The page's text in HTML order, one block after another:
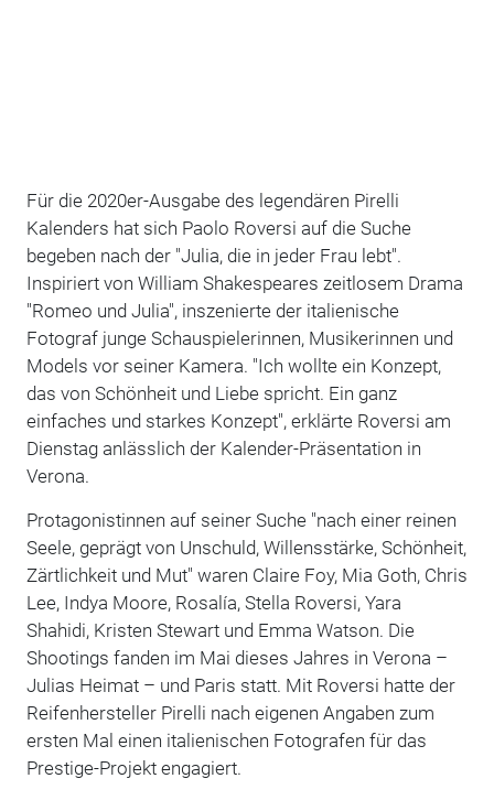
Für die 2020er-Ausgabe des legendären Pirelli
Kalenders hat sich Paolo Roversi auf die Suche
begeben nach der "Julia, die in jeder Frau lebt".
Inspiriert von William Shakespeares zeitlosem Drama
"Romeo und Julia", inszenierte der italienische
Fotograf junge Schauspielerinnen, Musikerinnen und
Models vor seiner Kamera. "Ich wollte ein Konzept,
das von Schönheit und Liebe spricht. Ein ganz
einfaches und starkes Konzept", erklärte Roversi am
Dienstag anlässlich der Kalender-Präsentation in
Verona.
Protagonistinnen auf seiner Suche "nach einer reinen
Seele, geprägt von Unschuld, Willensstärke, Schönheit,
Zärtlichkeit und Mut" waren Claire Foy, Mia Goth, Chris
Lee, Indya Moore, Rosalía, Stella Roversi, Yara
Shahidi, Kristen Stewart und Emma Watson. Die
Shootings fanden im Mai dieses Jahres in Verona –
Julias Heimat – und Paris statt. Mit Roversi hatte der
Reifenhersteller Pirelli nach eigenen Angaben zum
ersten Mal einen italienischen Fotografen für das
Prestige-Projekt engagiert.